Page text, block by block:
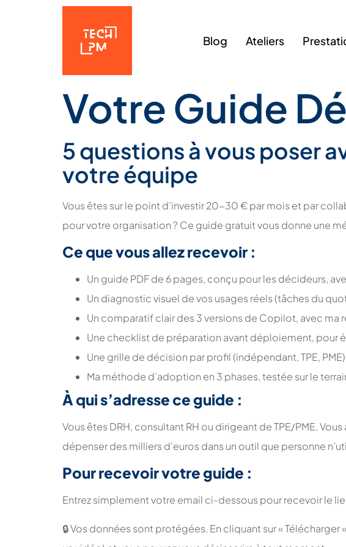
Blog Ateliers
Votre Guide
5 questions à vous poser
votre équipe
Vous êtes sur le point d’investir 20-30 € par mois et par
pour votre organisation ? Ce guide gratuit vous donne une
Ce que vous allez recevoir :
Un guide PDF de 6 pages, conçu pour les décideurs,
Un diagnostic visuel de vos usages réels (tâches du
Un comparatif clair des 3 versions de Copilot, avec ma
Une checklist de préparation avant déploiement, pour
Une grille de décision par profil (indépendant, TPE,
Ma méthode d’adoption en 3 phases, testée sur le
À qui s’adresse ce guide :
Vous êtes DRH, consultant RH ou dirigeant de TPE/PME.
dépenser des milliers d’euros dans un outil que personne
Pour recevoir votre guide :
Entrez simplement votre email ci-dessous pour recevoir le
🔒 Vos données sont protégées. En cliquant sur «